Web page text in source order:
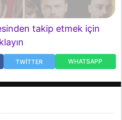
takip etmek için
TWITTER WHATSAPP